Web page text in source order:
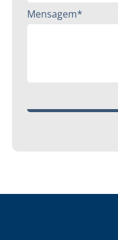
Mensagem*